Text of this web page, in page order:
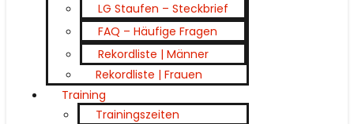
LG Staufen – Steckbrief
FAQ – Häufige Fragen
Rekordliste | Männer
Rekordliste | Frauen
Training
Trainingszeiten